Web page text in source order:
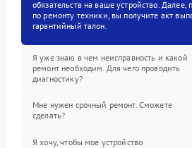
обязательств на ваше устройство. Далее,
по ремонту техники, вы получите акт
гарантийный талон.
Я уже знаю в чем неисправность и какой
ремонт необходим. Для чего проводить
диагностику?
Мне нужен срочный ремонт. Сможете
сделать?
Я хочу, чтобы мое устройство